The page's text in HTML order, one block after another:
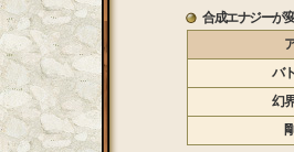
合成エナジーが
バ
幻